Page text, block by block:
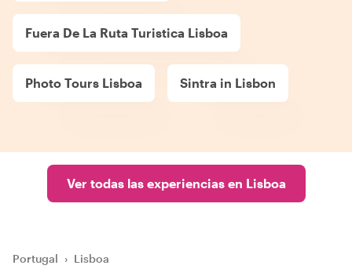
Fuera De La Ruta Turistica Lisboa
Photo Tours Lisboa Sintra in Lisbon
Ver todas las experiencias en Lisboa
Portugal › Lisboa